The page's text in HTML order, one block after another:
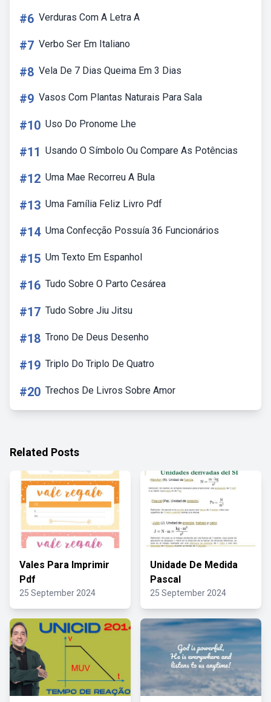
#6 Verduras Com A Letra A
#7 Verbo Ser Em Italiano
#8 Vela De 7 Dias Queima Em 3 Dias
#9 Vasos Com Plantas Naturais Para Sala
#10 Uso Do Pronome Lhe
#11 Usando O Símbolo Ou Compare As Potências
#12 Uma Mae Recorreu A Bula
#13 Uma Família Feliz Livro Pdf
#14 Uma Confecção Possuía 36 Funcionários
#15 Um Texto Em Espanhol
#16 Tudo Sobre O Parto Cesárea
#17 Tudo Sobre Jiu Jitsu
#18 Trono De Deus Desenho
#19 Triplo Do Triplo De Quatro
#20 Trechos De Livros Sobre Amor
Related Posts
Vales Para Imprimir
Pdf
25 September 2024
Unidade De Medida
Pascal
25 September 2024